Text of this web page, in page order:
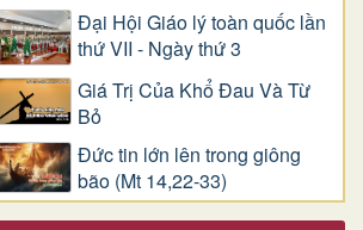
Đại Hội Giáo lý toàn quốc lần
thứ VII - Ngày thứ 3
Giá Trị Của Khổ Ðau Và Từ
Bỏ
Đức tin lớn lên trong giông
bão (Mt 14,22-33)